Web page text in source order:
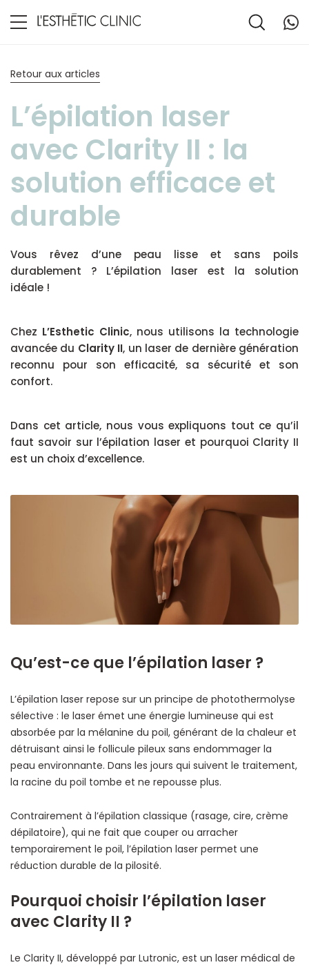
Retour aux articles
L’épilation laser
avec Clarity II : la
solution efficace et
durable
Vous rêvez d’une peau lisse et sans poils
durablement ? L’épilation laser est la solution
idéale !
Chez L’Esthetic Clinic, nous utilisons la technologie
avancée du Clarity II, un laser de dernière génération
reconnu pour son efficacité, sa sécurité et son
confort.
Dans cet article, nous vous expliquons tout ce qu’il
faut savoir sur l’épilation laser et pourquoi Clarity II
est un choix d’excellence.
Qu’est-ce que l’épilation laser ?
L’épilation laser repose sur un principe de photothermolyse
sélective : le laser émet une énergie lumineuse qui est
absorbée par la mélanine du poil, générant de la chaleur et
détruisant ainsi le follicule pileux sans endommager la
peau environnante. Dans les jours qui suivent le traitement,
la racine du poil tombe et ne repousse plus.
Contrairement à l’épilation classique (rasage, cire, crème
dépilatoire), qui ne fait que couper ou arracher
temporairement le poil, l’épilation laser permet une
réduction durable de la pilosité.
Pourquoi choisir l’épilation laser
avec Clarity II ?
Le Clarity II, développé par Lutronic, est un laser médical de